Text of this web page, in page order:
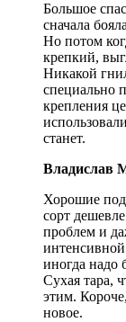
Большое
сначала
Но потом
крепкий,
Никакой
специально
крепления
станет.
Владислав
Хорошие
сорт
проблем и
иногда надо
Сухая тара,
этим.
новое.